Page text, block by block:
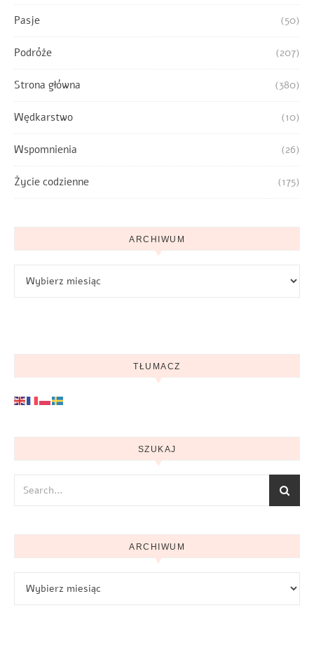
Pasje (50)
Podróże (207)
Strona główna (380)
Wędkarstwo (10)
Wspomnienia (26)
Życie codzienne (175)
ARCHIWUM
TŁUMACZ
SZUKAJ
ARCHIWUM